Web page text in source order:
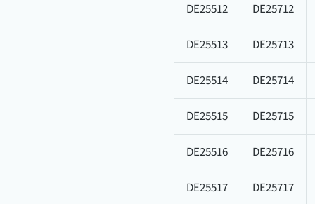
DE25512 DE25712
DE25513 DE25713
DE25514 DE25714
DE25515 DE25715
DE25516 DE25716
DE25517 DE25717